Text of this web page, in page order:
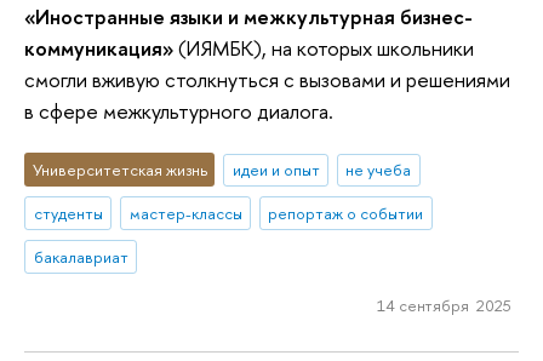
«Иностранные языки и межкультурная бизнес-
коммуникация»(ИЯМБК), на которых школьники
смогли вживую столкнуться с вызовами и решениями
в сфере межкультурного диалога.
Университетская жизнь идеи и опыт
не учеба
студенты
мастер-классы
репортаж о событии
бакалавриат
14 сентября 2025